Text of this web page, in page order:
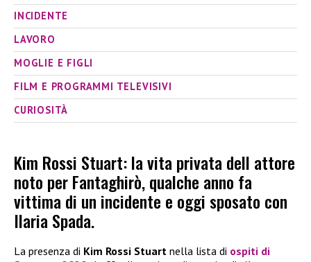
INCIDENTE
LAVORO
MOGLIE E FIGLI
FILM E PROGRAMMI TELEVISIVI
CURIOSITÀ
Kim Rossi Stuart: la vita privata dell attore
noto per Fantaghirò, qualche anno fa
vittima di un incidente e oggi sposato con
Ilaria Spada.
La presenza di Kim Rossi Stuart nella lista di ospiti di